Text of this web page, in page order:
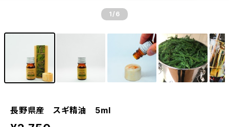
1 /6
長野県産 スギ精油 5ml